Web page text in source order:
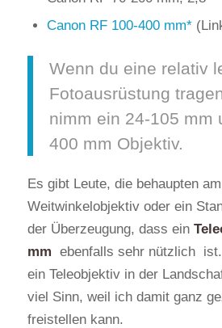
Canon RF 100-400 mm
Wenn du eine relativ
Fotoausrüstung
nimm ein 24-105 mm
400 mm Objektiv.
Es gibt Leute, die behaupten
Weitwinkelobjektiv oder ein
der Überzeugung, dass ein
mm ebenfalls sehr nützlich
ein Teleobjektiv in der
viel Sinn, weil ich damit ganz
freistellen kann.